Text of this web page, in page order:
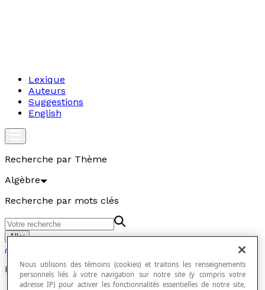
Lexique
Auteurs
Suggestions
English
Recherche par Thème
Algèbre
Recherche par mots clés
Aller
Algèbre
Équation du premier degré
Nous utilisons des témoins (cookies) et traitons les renseignements
personnels liés à votre navigation sur notre site (y compris votre
adresse IP) pour activer les fonctionnalités essentielles de notre site,